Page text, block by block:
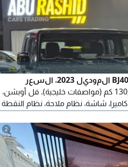
معرض القمة 17: بايك BJ40 الموديل 2023، السعر
70,000 درهم، الممشى 130,000 كم (مواصفات خليجية). فل أوبشن،
شاشة، نظام ملاحة، نظام النقطة
عن طريق البنك بدفعة أولى أو بدون
دفعة أولى: القسط الشهري 1,190 درهم مع دفعة أولى 20%، أو
2